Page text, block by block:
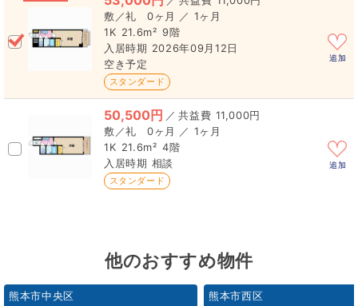
0ヶ月 ／ 1ヶ月
1K 21.6m² 9階
2026年09月12日
空き予定
スタンダード
追加
50,500円 ／
11,000円
0ヶ月 ／ 1ヶ月
1K 21.6m² 4階
相談
スタンダード
追加
他のおすすめ物件
熊本市中央区 熊本市西区